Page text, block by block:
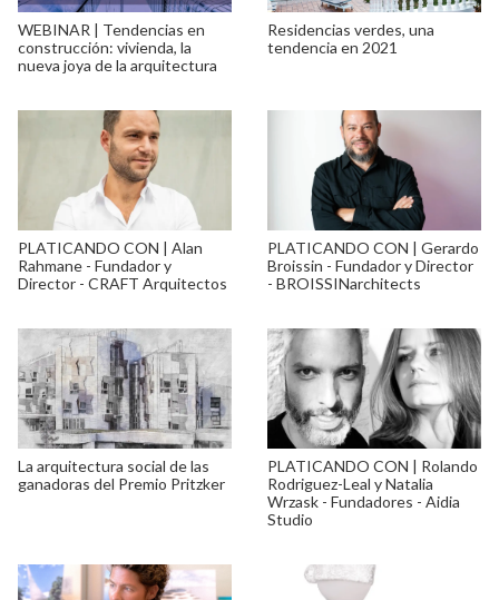
WEBINAR | Tendencias en
construcción: vivienda, la
nueva joya de la arquitectura
Residencias verdes, una
tendencia en 2021
PLATICANDO CON | Alan
Rahmane - Fundador y
Director - CRAFT Arquitectos
PLATICANDO CON | Gerardo
Broissin - Fundador y Director
- BROISSINarchitects
La arquitectura social de las
ganadoras del Premio Pritzker
PLATICANDO CON | Rolando
Rodriguez-Leal y Natalia
Wrzask - Fundadores - Aidia
Studio